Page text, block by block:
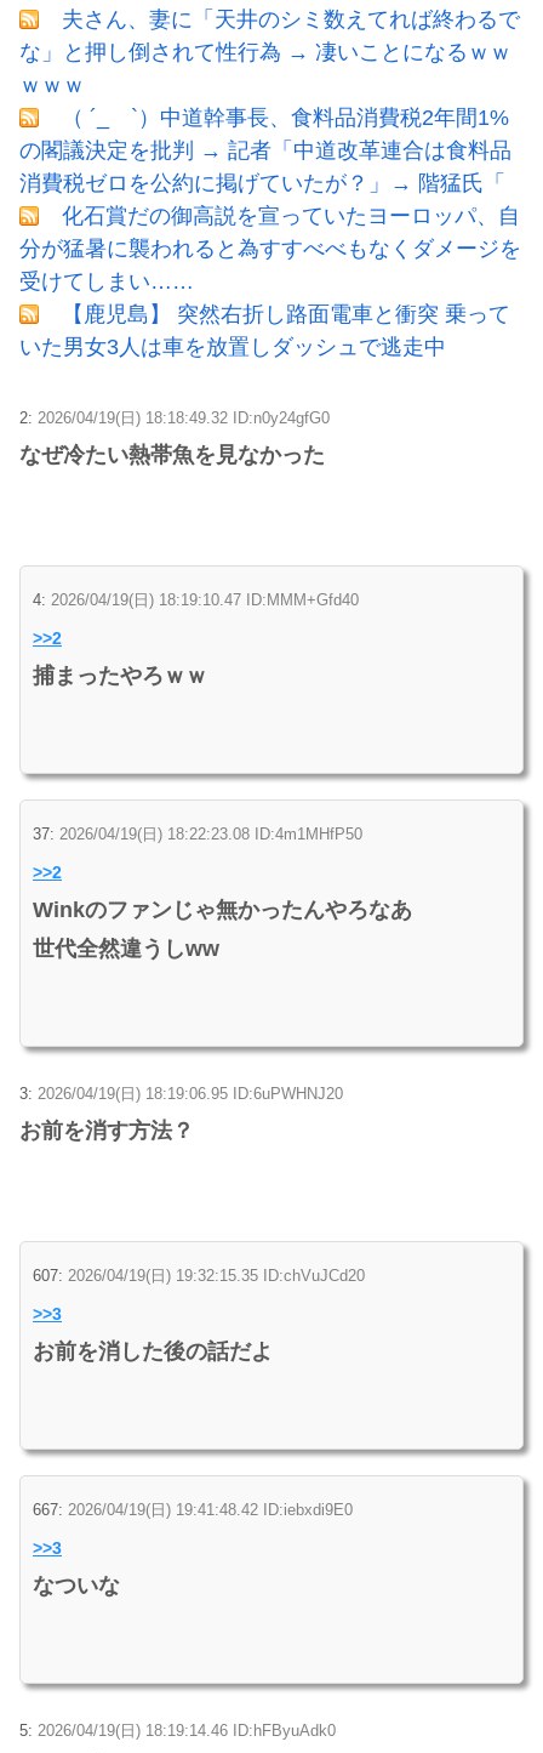
夫さん、妻に「天井のシミ数えてれば終わるで
な」と押し倒されて性行為 → 凄いことになるｗｗ
ｗｗｗ
（ ´_ゝ`）中道幹事長、食料品消費税2年間1%
の閣議決定を批判 → 記者「中道改革連合は食料品
消費税ゼロを公約に掲げていたが？」→ 階猛氏「
化石賞だの御高説を宣っていたヨーロッパ、自
分が猛暑に襲われると為すすべべもなくダメージを
受けてしまい……
【鹿児島】 突然右折し路面電車と衝突 乗って
いた男女3人は車を放置しダッシュで逃走中
2: 2026/04/19(日) 18:18:49.32 ID:n0y24gfG0
なぜ冷たい熱帯魚を見なかった
4: 2026/04/19(日) 18:19:10.47 ID:MMM+Gfd40
>>2
捕まったやろｗｗ
37: 2026/04/19(日) 18:22:23.08 ID:4m1MHfP50
>>2
Winkのファンじゃ無かったんやろなあ
世代全然違うしww
3: 2026/04/19(日) 18:19:06.95 ID:6uPWHNJ20
お前を消す方法？
607: 2026/04/19(日) 19:32:15.35 ID:chVuJCd20
>>3
お前を消した後の話だよ
667: 2026/04/19(日) 19:41:48.42 ID:iebxdi9E0
>>3
なついな
5: 2026/04/19(日) 18:19:14.46 ID:hFByuAdk0